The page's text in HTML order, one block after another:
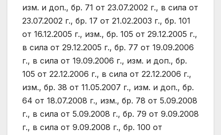
изм. и доп., бр. 71 от 23.07.2002 г., в сила от
23.07.2002 г., бр. 17 от 21.02.2003 г., бр. 101
от 16.12.2005 г., изм., бр. 105 от 29.12.2005 г.,
в сила от 29.12.2005 г., бр. 77 от 19.09.2006
г., в сила от 19.09.2006 г., изм. и доп., бр.
105 от 22.12.2006 г., в сила от 22.12.2006 г.,
изм., бр. 38 от 11.05.2007 г., изм. и доп., бр.
64 от 18.07.2008 г., изм., бр. 78 от 5.09.2008
г., в сила от 5.09.2008 г., бр. 79 от 9.09.2008
г., в сила от 9.09.2008 г., бр. 100 от